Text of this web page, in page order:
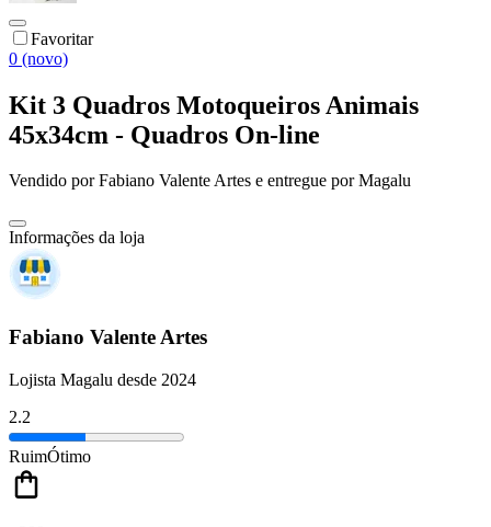
Favoritar
0 (novo)
Kit 3 Quadros Motoqueiros Animais
45x34cm - Quadros On-line
Vendido porFabiano Valente Artes e entregue por Magalu
Informações da loja
Fabiano Valente Artes
Lojista Magalu desde 2024
2.2
RuimÓtimo